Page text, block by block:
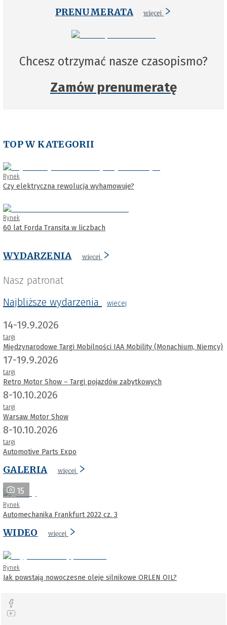
PRENUMERATA więcej
Chcesz otrzymać nasze czasopismo?
Zamów prenumeratę
TOP W KATEGORII
Rynek
Czy elektryczna rewolucja wyhamowuje?
Rynek
60 lat Forda Transita w liczbach
WYDARZENIA więcej
Nasz patronat
Najbliższe wydarzenia
wiecej
14-19.9.2026
targi
Międzynarodowe Targi Mobilności IAA Mobility (Monachium, Niemcy)
17-19.9.2026
targi
Retro Motor Show – Targi pojazdów zabytkowych
8-10.10.2026
targi
Warsaw Motor Show
8-10.10.2026
targi
Automotive Parts Expo
GALERIA więcej
15
Rynek
Automechanika Frankfurt 2022 cz. 3
WIDEO więcej
Rynek
Jak powstają nowoczesne oleje silnikowe ORLEN OIL?